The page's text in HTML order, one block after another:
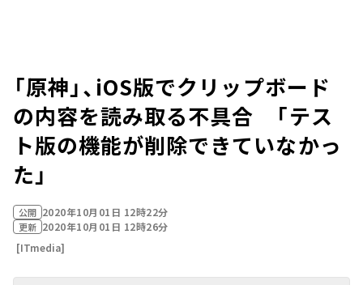
「原神」、iOS版でクリップボード
の内容を読み取る不具合 「テス
ト版の機能が削除できていなかっ
た」
公開 2020年10月01日 12時22分
更新 2020年10月01日 12時26分
[ITmedia]